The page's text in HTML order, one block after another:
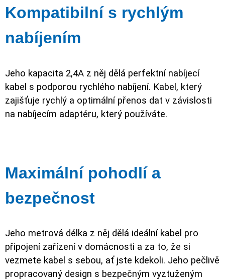
Kompatibilní s rychlým
nabíjením
Jeho kapacita 2,4A z něj dělá perfektní nabíjecí
kabel s podporou rychlého nabíjení. Kabel, který
zajišťuje rychlý a optimální přenos dat v závislosti
na nabíjecím adaptéru, který používáte.
Maximální pohodlí a
bezpečnost
Jeho metrová délka z něj dělá ideální kabel pro
připojení zařízení v domácnosti a za to, že si
vezmete kabel s sebou, ať jste kdekoli. Jeho pečlivě
propracovaný design s bezpečným vyztuženým